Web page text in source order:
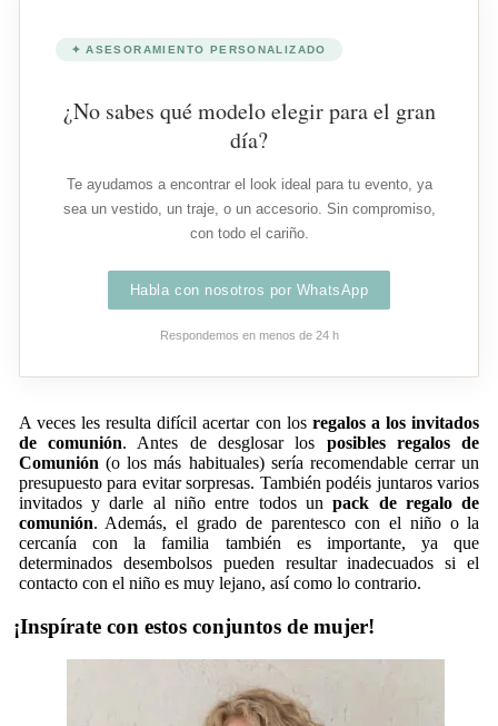
✦ ASESORAMIENTO PERSONALIZADO
¿No sabes qué modelo elegir para el gran
día?
Te ayudamos a encontrar el look ideal para tu evento, ya
sea un vestido, un traje, o un accesorio. Sin compromiso,
con todo el cariño.
Habla con nosotros por WhatsApp
Respondemos en menos de 24 h
A veces les resulta difícil acertar con los regalos a los invitados
de comunión. Antes de desglosar los posibles regalos de
Comunión (o los más habituales) sería recomendable cerrar un
presupuesto para evitar sorpresas. También podéis juntaros varios
invitados y darle al niño entre todos unpack de regalo de
comunión. Además, el grado de parentesco con el niño o la
cercanía con la familia también es importante, ya que
determinados desembolsos pueden resultar inadecuados si el
contacto con el niño es muy lejano, así como lo contrario.
¡Inspírate con estos conjuntos de mujer!